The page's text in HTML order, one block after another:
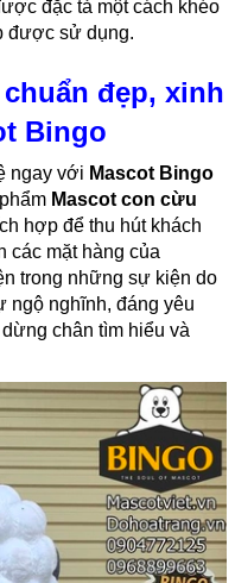
đặc tả một cách khéo
được sử dụng.
đẹp, xinh
Bingo
ngay với Mascot Bingo
Mascot con cừu
hợp để thu hút khách
các mặt hàng của
trong những sự kiện do
ngộ nghĩnh, đáng yêu
chân tìm hiểu và